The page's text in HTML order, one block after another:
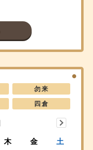
勿来
四倉
木 金
土